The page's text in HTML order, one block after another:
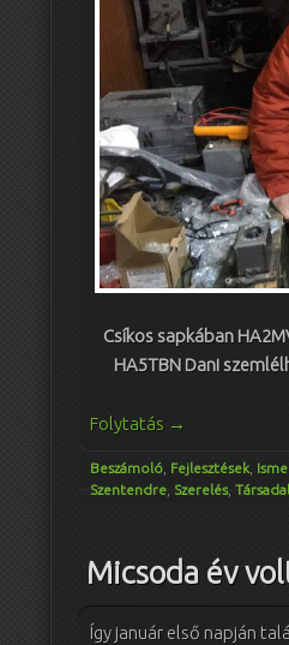
Csíkos sapkában
HA5TBN Dani
Folytatás →
Beszámoló Fejlesztések
Szentendre Szerelés,
Micsoda év
Így január első napján